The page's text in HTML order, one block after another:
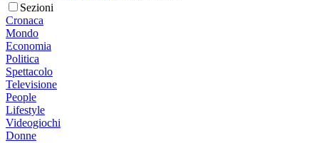
Sezioni
Cronaca
Mondo
Economia
Politica
Spettacolo
Televisione
People
Lifestyle
Videogiochi
Donne